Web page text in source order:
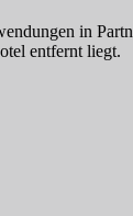
in
entfernt liegt.